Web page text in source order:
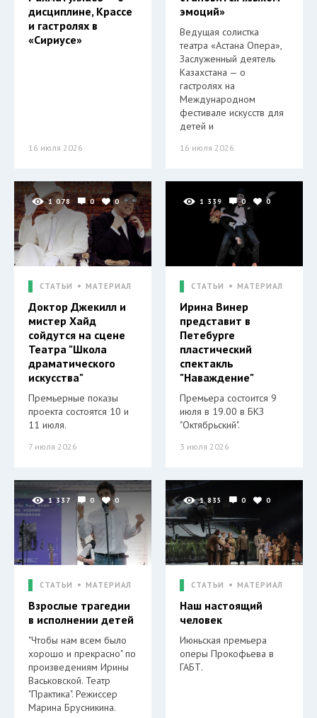
дисциплине, Крассе
и гастролях в
«Сириусе»
16 июля 2026
эмоций»
Ведущая солистка
театра «Астана Опера»,
Заслуженный деятель
Казахстана — о
гастролях на
Международном
фестивале искусств для
детей и
16 июля 2026
1 078 0 0
СТАТЬИ МАТЕРИАЛ
Доктор Джекилл и
мистер Хайд
сойдутся на сцене
Театра "Школа
драматического
искусства"
Премьерные показы
проекта состоятся 10 и
11 июля.
7 июля 2026
1 339 0 0
СТАТЬИ МАТЕРИАЛ
Ирина Винер
представит в
Петебурге
пластический
спектакль
"Наваждение"
Премьера состоится 9
июля в 19.00 в БКЗ
"Октябрьский".
3 июля 2026
1 337 0 0
СТАТЬИ МАТЕРИАЛ
Взрослые трагедии
в исполнении детей
"Чтобы нам всем было
хорошо и прекрасно" по
произведениям Ирины
Васьковской. Театр
"Практика". Режиссер
Марина Брусникина.
1 835 0 0
СТАТЬИ МАТЕРИАЛ
Наш настоящий
человек
Июньская премьера
оперы Прокофьева в
ГАБТ.